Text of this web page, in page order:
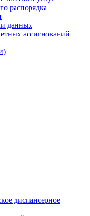
распорядка
данных
ассигнований
диспансерное